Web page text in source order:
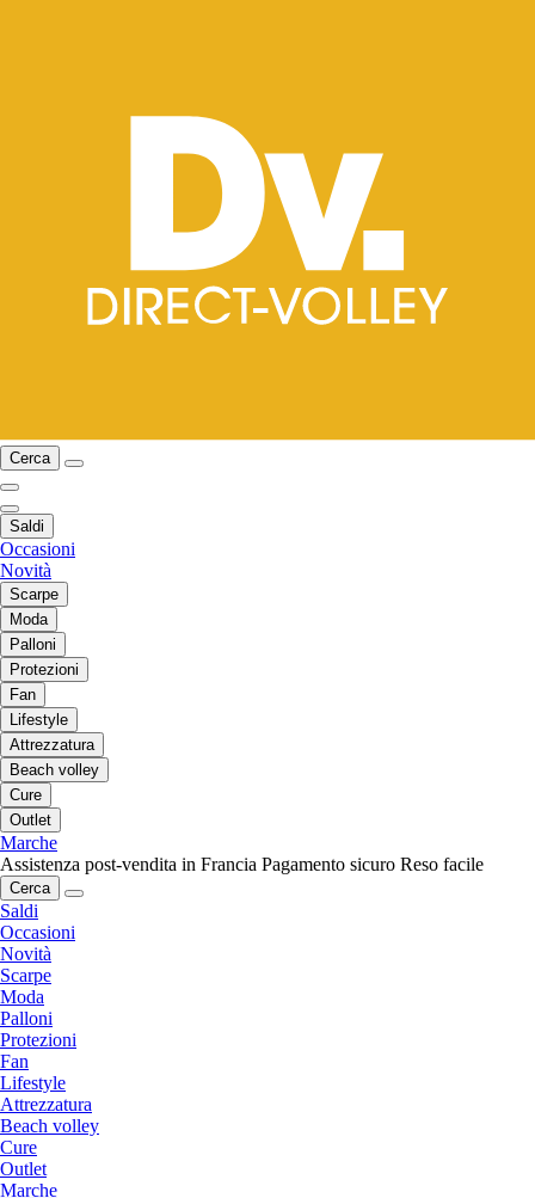
Cerca
Saldi
Occasioni
Novità
Scarpe
Moda
Palloni
Protezioni
Fan
Lifestyle
Attrezzatura
Beach volley
Cure
Outlet
Marche
Assistenza post-vendita in Francia Pagamento sicuro Reso facile
Cerca
Saldi
Occasioni
Novità
Scarpe
Moda
Palloni
Protezioni
Fan
Lifestyle
Attrezzatura
Beach volley
Cure
Outlet
Marche